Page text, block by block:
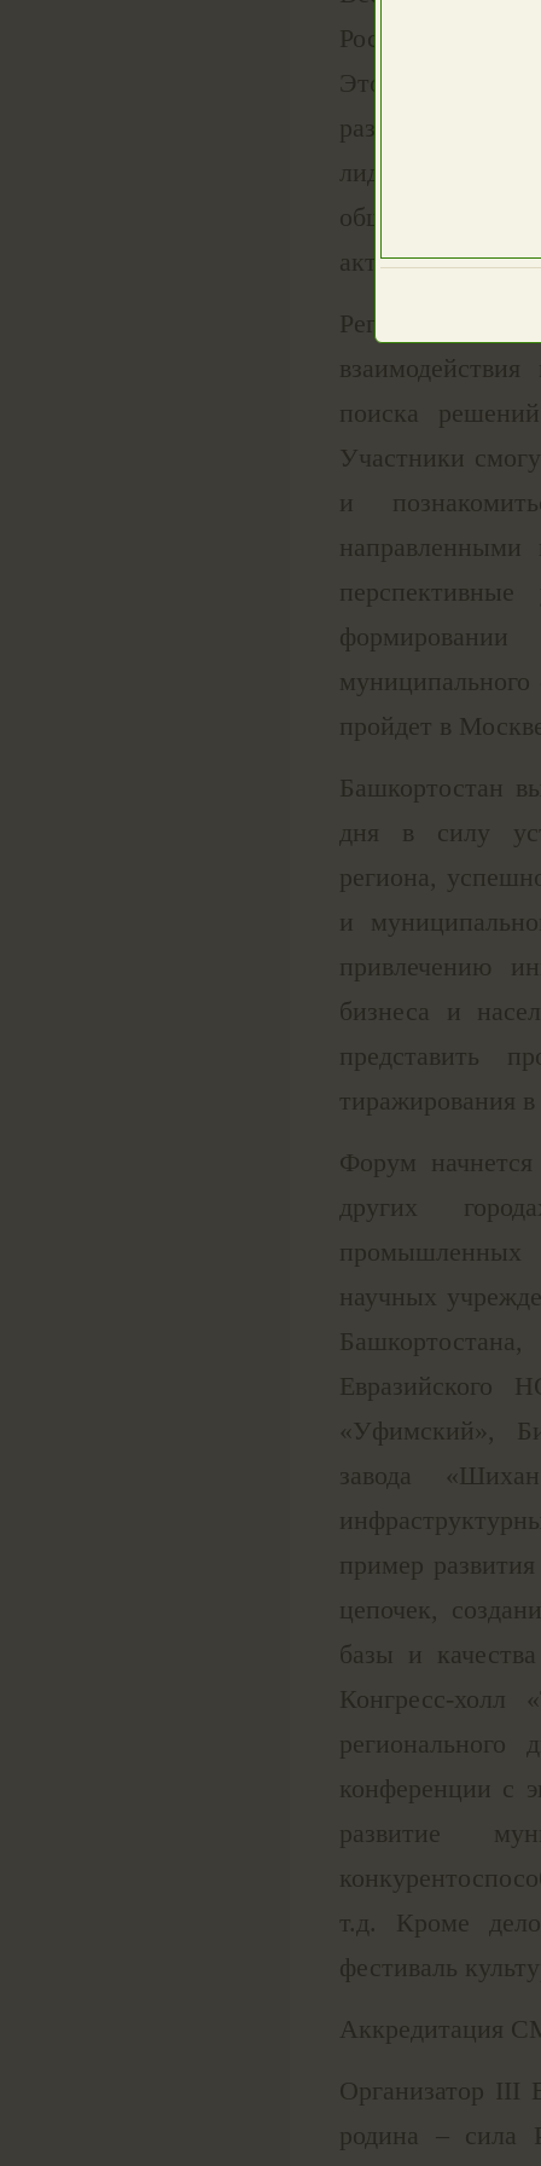
России». Темой
Это ежегодное
развитие
лидеров
актуальных
поиска
Участники
и
направленными
пройдет в
Башкортостан
дня в силу
региона,
и
привлечению
бизнеса и
представить
тиражирования
Форум
других
промышленных
научных
«Уфимский»,
завода
пример
цепочек,
базы и
Конгресс-холл
конференции с
развитие
т.д. Кроме
фестиваль
Аккредитация
Организатор III
родина – сила